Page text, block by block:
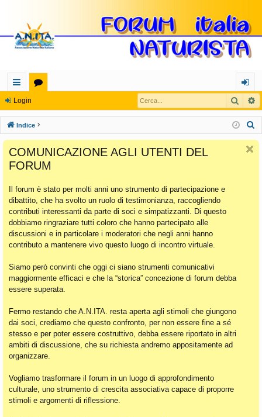
oll
eg
a
m
en
ti
Ra
pi
di
u
m
og
in
Login Cerca
Indice
COMUNICAZIONE AGLI UTENTI DEL
FORUM
Il forum è stato per molti anni uno strumento di partecipazione e
dibattito, che ha svolto un ruolo di testimonianza, raccogliendo
contributi interessanti da parte di soci e simpatizzanti. Di questo
dobbiamo ringraziare tutti coloro che hanno partecipato alle
discussioni e in particolare i moderatori che negli anni hanno
contributo a mantenere vivo questo luogo di incontro virtuale.
Siamo però convinti che oggi ci siano strumenti comunicativi
maggiormente efficaci e che la “storica” concezione di forum debba
essere superata.
Fermo restando che A.N.ITA. resta aperta agli stimoli che giungono
dai soci, crediamo che questo confronto, per non essere fine a sé
stesso e per poter essere costruttivo, debba essere riportato in altri
ambiti di discussione, che su richiesta andremo appositamente ad
organizzare.
Vogliamo trasformare il forum in un luogo di approfondimento
culturale, uno strumento di crescita associativa capace di proporre
stimoli e argomenti di riflessione.